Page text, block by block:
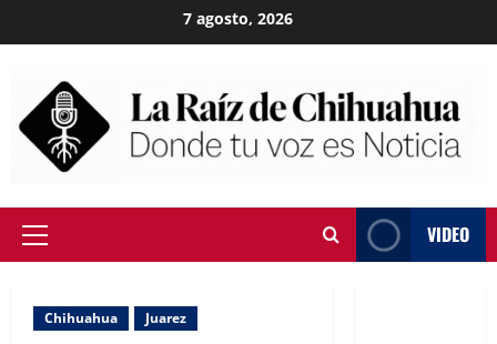
to
7 agosto, 2026
Primary
VIDEO
Chihuahua Juarez